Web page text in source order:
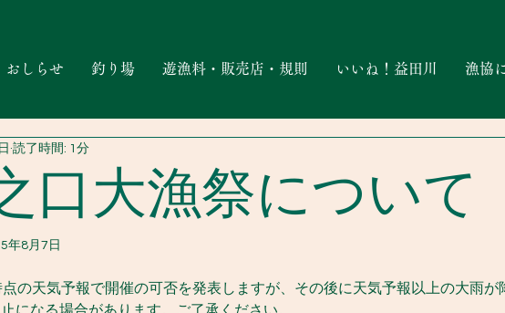
おしらせ 釣り場 遊漁料・販売店・規則 いいね！益田川 漁協
口大漁祭について
読了時間: 1分
年8月7日
の天気予報で開催の可否を発表しますが、その後に天気予報以上の大雨が